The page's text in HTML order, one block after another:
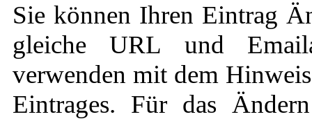
Sie können Ihren Eintrag
gleiche URL und
verwenden mit dem
Eintrages. Für das